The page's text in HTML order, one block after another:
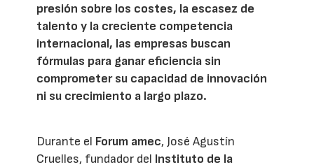
presión sobre los costes, la escasez de
talento y la creciente competencia
internacional, las empresas buscan
fórmulas para ganar eficiencia sin
comprometer su capacidad de innovación
ni su crecimiento a largo plazo.
Durante el Forum amec, José Agustín
Cruelles, fundador del Instituto de la